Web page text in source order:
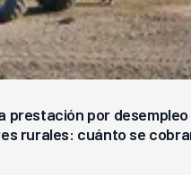
prestación por
rurales: cuánto se